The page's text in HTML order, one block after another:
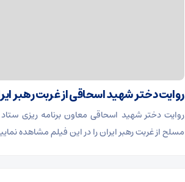
روایت دختر شهید اسحاقی از غربت رهبر
روایت دختر شهید اسحاقی معاون برنامه ریزی
مسلح از غربت رهبر ایران را در این فیلم مشاهده